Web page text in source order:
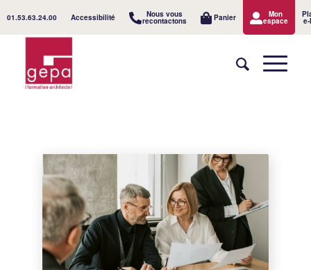
01.53.63.24.00 Accessibilité Nous vous
recontactons Panier Mon
espace